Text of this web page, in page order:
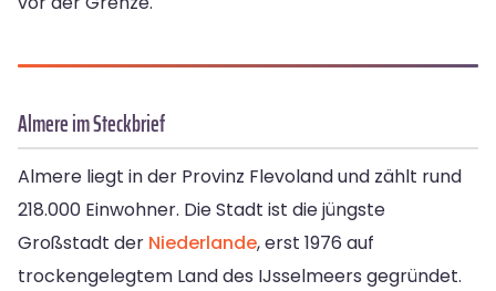
Almere im Steckbrief
Almere liegt in der Provinz Flevoland und zählt rund
218.000 Einwohner. Die Stadt ist die jüngste
Großstadt der Niederlande, erst 1976 auf
trockengelegtem Land des IJsselmeers gegründet.